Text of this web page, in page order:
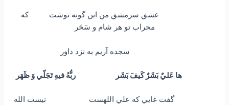
عشق سرمشق من اين گونه نوشت كه
محراب تو هر شام و سَحَر
سجده آريم به نزد داور
ها عَليٌ بَشَرٌ كَيفَ بَشَر ربُّهُ فيهِ تَجَلّي وَ ظَهَر
گفت غايي كه علي اللهست نيست الله